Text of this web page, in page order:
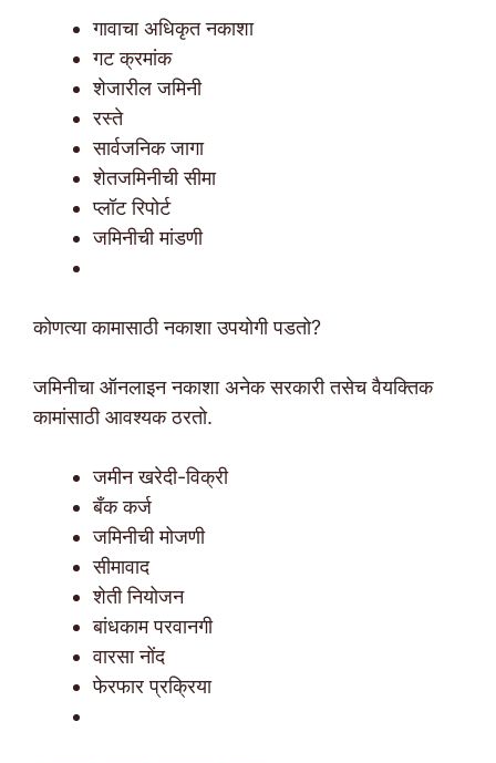
गावाचा अधिकृत नकाशा
गट क्रमांक
शेजारील जमिनी
रस्ते
सार्वजनिक जागा
शेतजमिनीची सीमा
प्लॉट रिपोर्ट
जमिनीची मांडणी
कोणत्या कामासाठी नकाशा उपयोगी पडतो?
जमिनीचा ऑनलाइन नकाशा अनेक सरकारी तसेच वैयक्तिक
कामांसाठी आवश्यक ठरतो.
जमीन खरेदी-विक्री
बँक कर्ज
जमिनीची मोजणी
सीमावाद
शेती नियोजन
बांधकाम परवानगी
वारसा नोंद
फेरफार प्रक्रिया